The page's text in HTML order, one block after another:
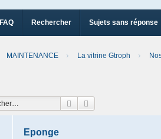
FAQ Rechercher Sujets sans réponse
MAINTENANCE La vitrine Gtroph
Rechercher
Eponge